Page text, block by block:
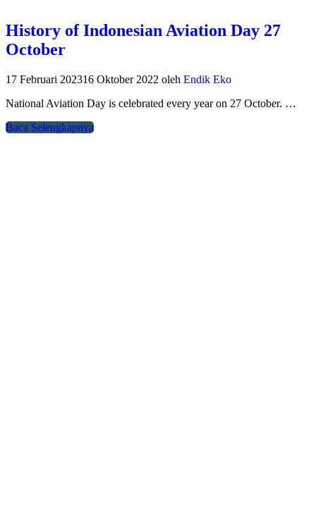
History of Indonesian Aviation Day 27
October
17 Februari 202316 Oktober 2022 oleh Endik Eko
National Aviation Day is celebrated every year on 27 October. …
Baca Selengkapnya